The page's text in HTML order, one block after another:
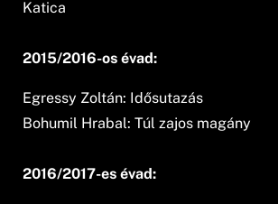
Katica
2015/2016-os évad:
Egressy Zoltán: Idősutazás
Bohumil Hrabal: Túl zajos magány
2016/2017-es évad: